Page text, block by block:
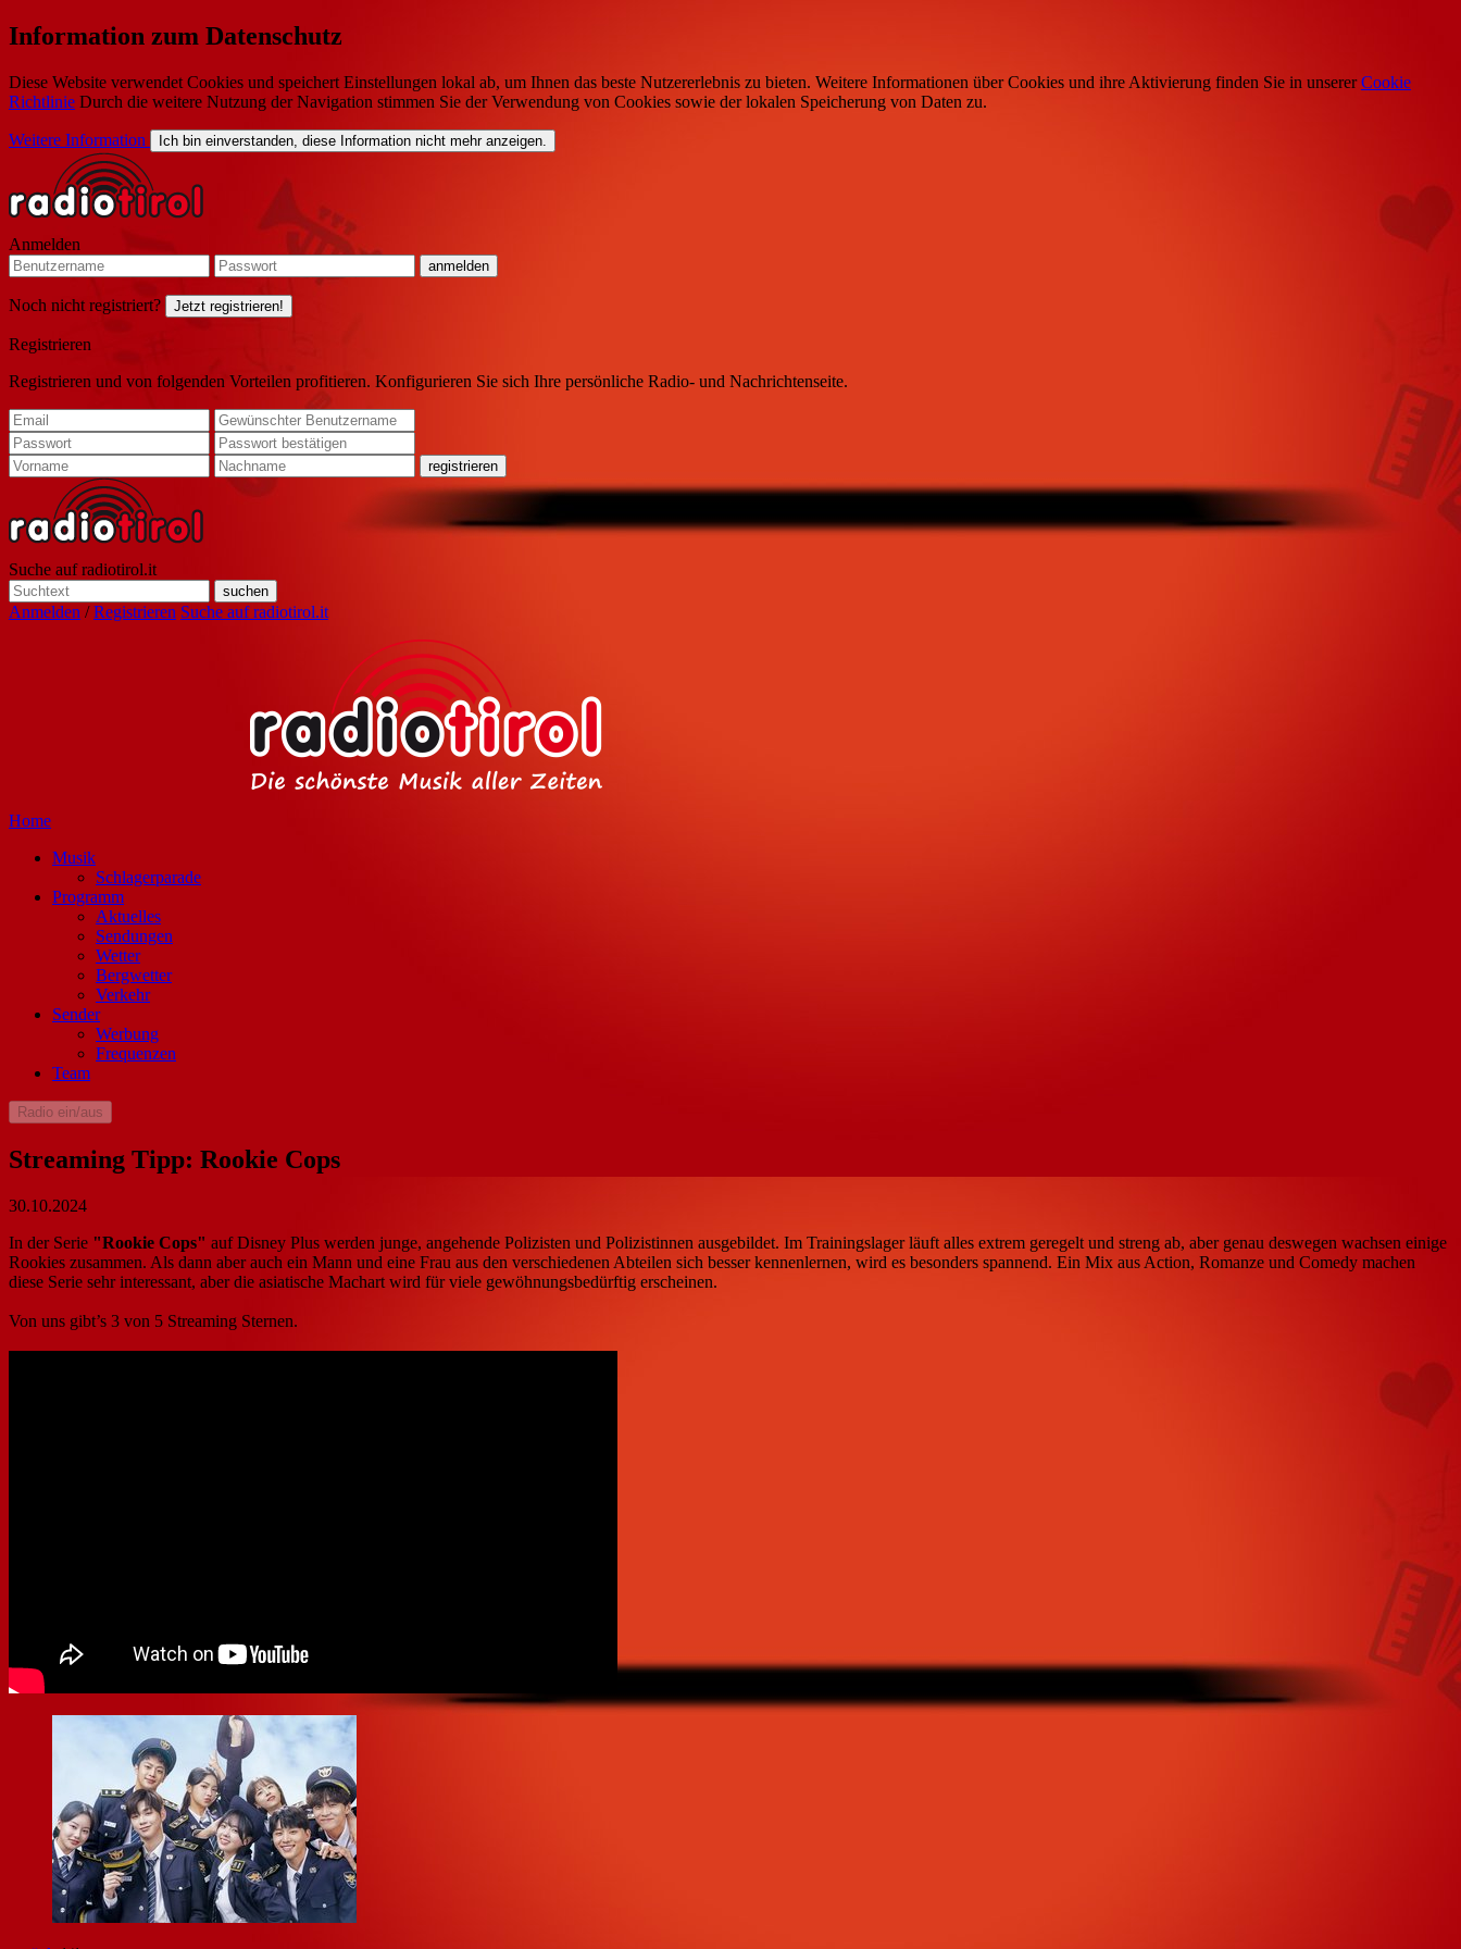
Information zum Datenschutz
Diese Website verwendet Cookies und speichert Einstellungen lokal ab, um Ihnen das beste Nutzererlebnis zu bieten. Weitere Informationen über Cookies und ihre Aktivierung finden Sie in unsererCookie
Richtlinie Durch die weitere Nutzung der Navigation stimmen Sie der Verwendung von Cookies sowie der lokalen Speicherung von Daten zu.
Weitere Information Ich bin einverstanden, diese Information nicht mehr anzeigen.
Anmelden
Noch nicht registriert? Jetzt registrieren!
Registrieren
Registrieren und von folgenden Vorteilen profitieren. Konfigurieren Sie sich Ihre persönliche Radio- und Nachrichtenseite.
Suche auf radiotirol.it
Anmelden /Registrieren Suche auf radiotirol.it
Home
Musik
Schlagerparade
Programm
Aktuelles
Sendungen
Wetter
Bergwetter
Verkehr
Sender
Werbung
Frequenzen
Team
Radio ein/aus
Streaming Tipp: Rookie Cops
30.10.2024
In der Serie "Rookie Cops" auf Disney Plus werden junge, angehende Polizisten und Polizistinnen ausgebildet. Im Trainingslager läuft alles extrem geregelt und streng ab, aber genau deswegen wachsen einige
Rookies zusammen. Als dann aber auch ein Mann und eine Frau aus den verschiedenen Abteilen sich besser kennenlernen, wird es besonders spannend. Ein Mix aus Action, Romanze und Comedy machen
diese Serie sehr interessant, aber die asiatische Machart wird für viele gewöhnungsbedürftig erscheinen.
Von uns gibt’s 3 von 5 Streaming Sternen.